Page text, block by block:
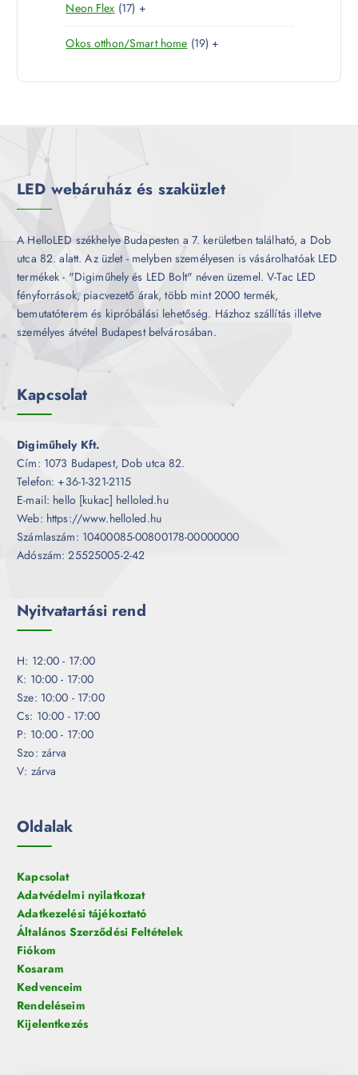
k
m
e
r
é
Neon Flex 171
7
t
r
+
Okos otthon/Smart home 191
t
+
LED webáruház és szaküzlet
A HelloLED székhelye Budapesten a 7. kerületben található, a Dob
utca 82. alatt. Az üzlet - melyben személyesen is vásárolhatóak LED
termékek - "Digiműhely és LED Bolt" néven üzemel. V-Tac LED
fényforrások, piacvezető árak, több mint 2000 termék,
bemutatóterem és kipróbálási lehetőség. Házhoz szállítás illetve
személyes átvétel Budapest belvárosában.
Kapcsolat
Digiműhely Kft.
Cím: 1073 Budapest, Dob utca 82.
Telefon: +36-1-321-2115
E-mail: hello [kukac] helloled.hu
Web: https://www.helloled.hu
Számlaszám: 10400085-00800178-00000000
Adószám: 25525005-2-42
Nyitvatartási rend
H: 12:00 - 17:00
K: 10:00 - 17:00
Sze: 10:00 - 17:00
Cs: 10:00 - 17:00
P: 10:00 - 17:00
Szo: zárva
V: zárva
Oldalak
Kapcsolat
Adatvédelmi nyilatkozat
Adatkezelési tájékoztató
Általános Szerződési Feltételek
Fiókom
Kosaram
Kedvenceim
Rendeléseim
Kijelentkezés